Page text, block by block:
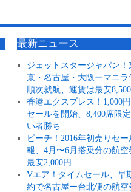
最新ニュース
ジェットスタージャパン！
京・名古屋・大阪ーマニラ
順次就航、運賃は最安
香港エクスプレス！1,000
セールを開始、8,400席限
い者勝ち
ピーチ！2016年初売りセー
報、4月〜6月搭乗分の航空
最安2,000円
Vエア！タイムセール、早
約で名古屋ー台北便の航空